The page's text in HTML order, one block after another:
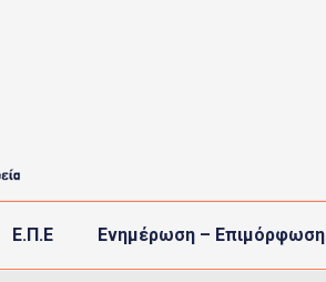
Ε.Π.Ε Ενημέρωση – Επιμόρφωση